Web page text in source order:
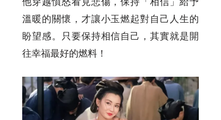
溫暖的關懷，才讓小玉燃起對自己人生的
盼望感。只要保持相信自己，其實就是開
往幸福最好的燃料！